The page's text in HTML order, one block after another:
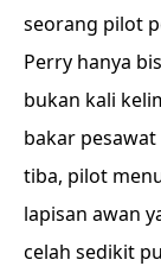
seorang pilot
Perry hanya
bukan kali
bakar
tiba, pilot
lapisan awan
celah sedikit